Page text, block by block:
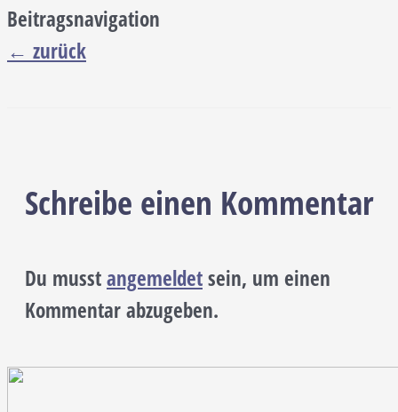
Beitragsnavigation
← zurück
Schreibe einen Kommentar
Du musstangemeldetsein, um einen
Kommentar abzugeben.